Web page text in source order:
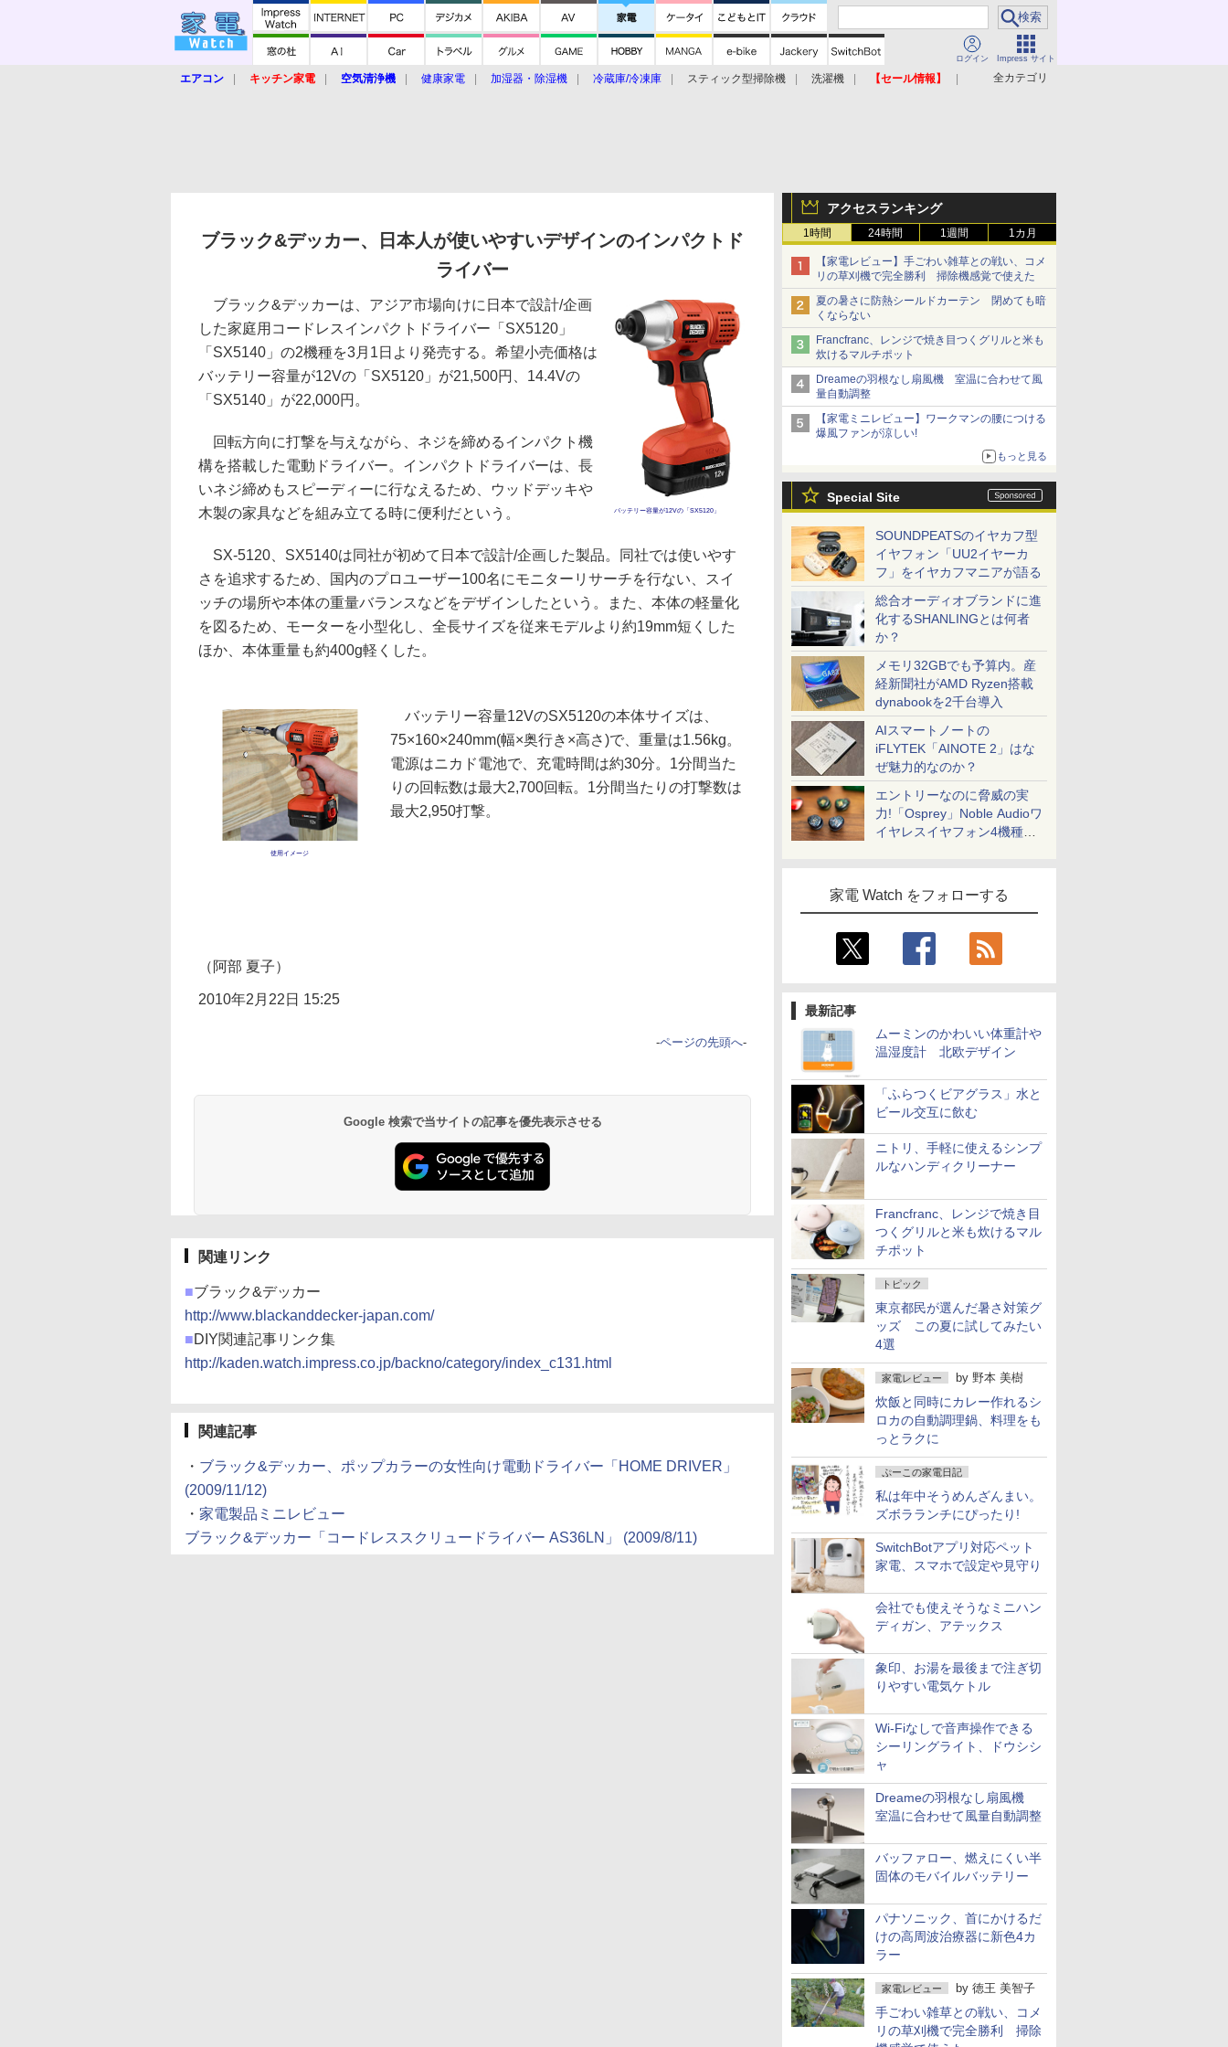
ログイン Impress サイト
全カテゴリ
エアコン キッチン家電 空気清浄機 健康家電 加湿器・除湿機 冷蔵庫/冷凍庫 スティック型掃除機 洗濯機
【セール情報】
アクセスランキング
1時間 24時間 1週間 1カ月
【家電レビュー】手ごわい雑草との戦い、コメ
リの草刈機で完全勝利 掃除機感覚で使えた
夏の暑さに防熱シールドカーテン 閉めても暗
くならない
Francfranc、レンジで焼き目つくグリルと米も
炊けるマルチポット
Dreameの羽根なし扇風機 室温に合わせて風
量自動調整
【家電ミニレビュー】ワークマンの腰につける
爆風ファンが涼しい!
もっと見る
Special Site
SOUNDPEATSのイヤカフ型
イヤフォン「UU2イヤーカ
フ」をイヤカフマニアが語る
総合オーディオブランドに進
化するSHANLINGとは何者
か？
メモリ32GBでも予算内。産
経新聞社がAMD Ryzen搭載
dynabookを2千台導入
AIスマートノートの
iFLYTEK「AINOTE 2」はな
ぜ魅力的なのか？
エントリーなのに脅威の実
力!「Osprey」Noble Audioワ
イヤレスイヤフォン4機種を
家電 Watch をフォローする
最新記事
ムーミンのかわいい体重計や
温湿度計 北欧デザイン
「ふらつくビアグラス」水と
ビール交互に飲む
ニトリ、手軽に使えるシンプ
ルなハンディクリーナー
Francfranc、レンジで焼き目
つくグリルと米も炊けるマル
チポット
トピック
東京都民が選んだ暑さ対策グ
ッズ この夏に試してみたい
4選
家電レビュー by 野本 美樹
炊飯と同時にカレー作れるシ
ロカの自動調理鍋、料理をも
っとラクに
ぷーこの家電日記
私は年中そうめんざんまい。
ズボラランチにぴったり!
SwitchBotアプリ対応ペット
家電、スマホで設定や見守り
会社でも使えそうなミニハン
ディガン、アテックス
象印、お湯を最後まで注ぎ切
りやすい電気ケトル
Wi-Fiなしで音声操作できる
シーリングライト、ドウシシ
ャ
Dreameの羽根なし扇風機
室温に合わせて風量自動調整
バッファロー、燃えにくい半
固体のモバイルバッテリー
パナソニック、首にかけるだ
けの高周波治療器に新色4カ
ラー
家電レビュー by 徳王 美智子
手ごわい雑草との戦い、コメ
リの草刈機で完全勝利 掃除
ブラック&デッカー、日本人が使いやすいデザインのインパクトド
ライバー
バッテリー容量が12Vの「SX5120」
ブラック&デッカーは、アジア市場向けに日本で設計/企画
した家庭用コードレスインパクトドライバー「SX5120」
「SX5140」の2機種を3月1日より発売する。希望小売価格は
バッテリー容量が12Vの「SX5120」が21,500円、14.4Vの
「SX5140」が22,000円。
回転方向に打撃を与えながら、ネジを締めるインパクト機
構を搭載した電動ドライバー。インパクトドライバーは、長
いネジ締めもスピーディーに行なえるため、ウッドデッキや
木製の家具などを組み立てる時に便利だという。
SX-5120、SX5140は同社が初めて日本で設計/企画した製品。同社では使いやす
さを追求するため、国内のプロユーザー100名にモニターリサーチを行ない、スイ
ッチの場所や本体の重量バランスなどをデザインしたという。また、本体の軽量化
を図るため、モーターを小型化し、全長サイズを従来モデルより約19mm短くした
ほか、本体重量も約400g軽くした。
使用イメージ
バッテリー容量12VのSX5120の本体サイズは、
75×160×240mm(幅×奥行き×高さ)で、重量は1.56kg。
電源はニカド電池で、充電時間は約30分。1分間当た
りの回転数は最大2,700回転。1分間当たりの打撃数は
最大2,950打撃。
（阿部 夏子）
2010年2月22日 15:25
-ページの先頭へ-
Google 検索で当サイトの記事を優先表示させる
関連リンク
■ブラック&デッカー
http://www.blackanddecker-japan.com/
■DIY関連記事リンク集
http://kaden.watch.impress.co.jp/backno/category/index_c131.html
関連記事
・ ブラック&デッカー、ポップカラーの女性向け電動ドライバー「HOME DRIVER」
(2009/11/12)
・ 家電製品ミニレビュー
ブラック&デッカー「コードレススクリュードライバー AS36LN」 (2009/8/11)